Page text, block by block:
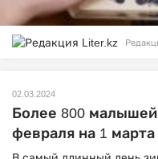
02.03.2024
Более 800
февраля на 1 марта